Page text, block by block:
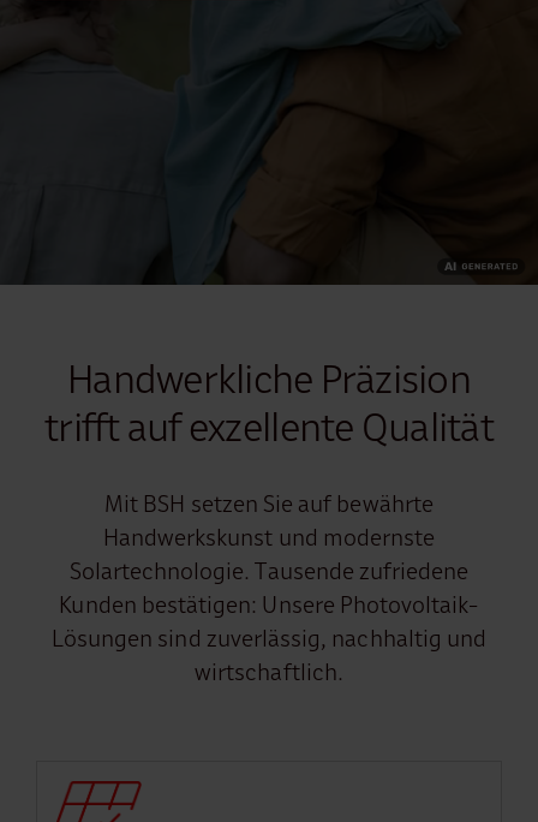
Handwerkliche Präzision
trifft auf exzellente Qualität
Mit BSH setzen Sie auf bewährte
Handwerkskunst und modernste
Solartechnologie. Tausende zufriedene
Kunden bestätigen: Unsere Photovoltaik-
Lösungen sind zuverlässig, nachhaltig und
wirtschaftlich.